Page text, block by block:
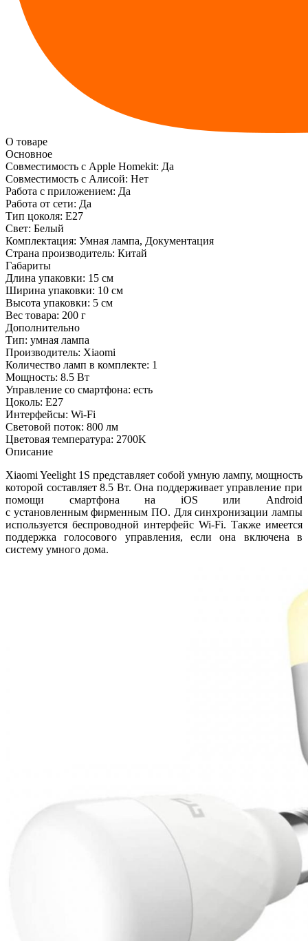
О товаре
Основное
Совместимость с Apple Homekit: Да
Совместимость с Алисой: Нет
Работа с приложением: Да
Работа от сети: Да
Тип цоколя: E27
Свет: Белый
Комплектация: Умная лампа, Документация
Страна производитель: Китай
Габариты
Длина упаковки: 15 см
Ширина упаковки: 10 см
Высота упаковки: 5 см
Вес товара: 200 г
Дополнительно
Тип: умная лампа
Производитель: Xiaomi
Количество ламп в комплекте: 1
Мощность: 8.5 Вт
Управление со смартфона: есть
Цоколь: E27
Интерфейсы: Wi-Fi
Световой поток: 800 лм
Цветовая температура: 2700K
Описание
Xiaomi Yeelight 1S представляет собой умную лампу, мощность
которой составляет 8.5 Вт. Она поддерживает управление при
помощи смартфона на iOS или Android
с установленным фирменным ПО. Для синхронизации лампы
используется беспроводной интерфейс Wi-Fi. Также имеется
поддержка голосового управления, если она включена в
систему умного дома.